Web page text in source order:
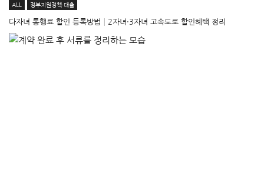
ALL 정부지원정책·대출
다자녀 통행료 할인 등록방법│2자녀·3자녀 고속도로 할인혜택 정리